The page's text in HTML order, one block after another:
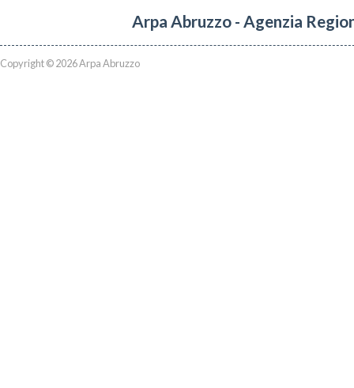
Arpa Abruzzo - Agenzia
Copyright © 2026 Arpa Abruzzo